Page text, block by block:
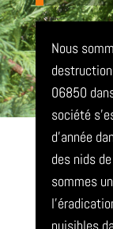
Nous
06850
société
d’année
des nids
sommes